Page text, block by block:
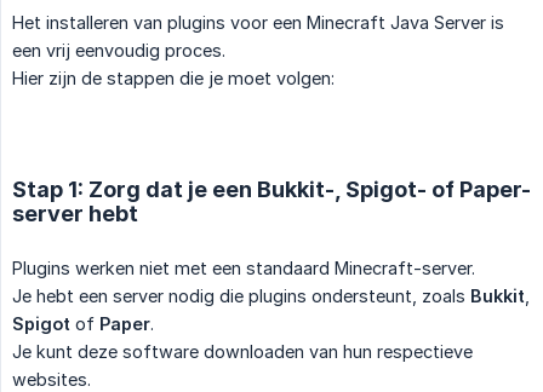
Het installeren van plugins voor een Minecraft Java Server is
een vrij eenvoudig proces.
Hier zijn de stappen die je moet volgen:
Stap 1: Zorg dat je een Bukkit-, Spigot- of Paper-
server hebt
Plugins werken niet met een standaard Minecraft-server.
Je hebt een server nodig die plugins ondersteunt, zoals Bukkit
Spigot of Paper.
Je kunt deze software downloaden van hun respectieve
websites.